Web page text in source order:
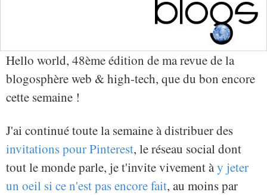
Hello world, 48ème édition de ma revue de la
blogosphère web & high-tech, que du bon encore
cette semaine !
J'ai continué toute la semaine à distribuer des
invitations pour Pinterest, le réseau social dont
tout le monde parle, je t'invite vivement ày jeter
un oeil si ce n'est pas encore fait, au moins par